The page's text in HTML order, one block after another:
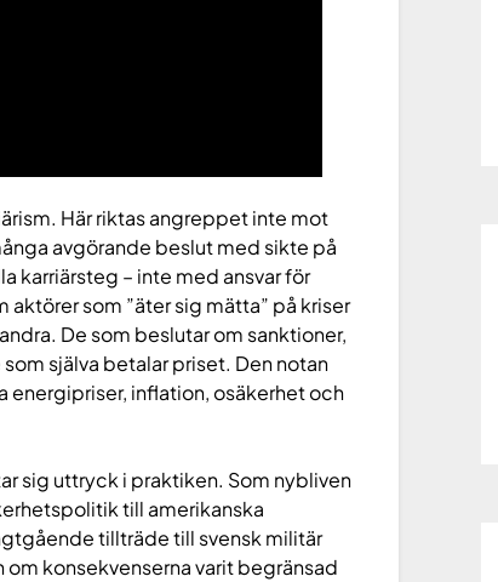
Här riktas angreppet inte mot
avgörande beslut med sikte på
karriärsteg – inte med ansvar för
som ”äter sig mätta” på kriser
De som beslutar om sanktioner,
själva betalar priset. Den notan
energipriser, inflation, osäkerhet och
sig uttryck i praktiken. Som nybliven
till amerikanska
tillträde till svensk militär
konsekvenserna varit begränsad